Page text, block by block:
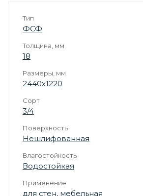
Тип
ФСФ
Толщина, мм
18
Размеры, мм
2440х1220
Сорт
3/4
Поверхность
Нешлифованная
Влагостойкость
Водостойкая
Применение
для стен, мебельная